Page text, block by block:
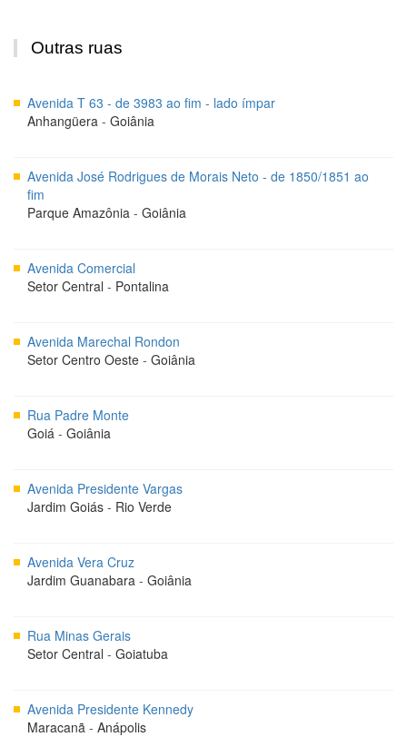
Outras ruas
Avenida T 63 - de 3983 ao fim - lado ímpar
Anhangüera - Goiânia
Avenida José Rodrigues de Morais Neto - de 1850/1851 ao
fim
Parque Amazônia - Goiânia
Avenida Comercial
Setor Central - Pontalina
Avenida Marechal Rondon
Setor Centro Oeste - Goiânia
Rua Padre Monte
Goiá - Goiânia
Avenida Presidente Vargas
Jardim Goiás - Rio Verde
Avenida Vera Cruz
Jardim Guanabara - Goiânia
Rua Minas Gerais
Setor Central - Goiatuba
Avenida Presidente Kennedy
Maracanã - Anápolis